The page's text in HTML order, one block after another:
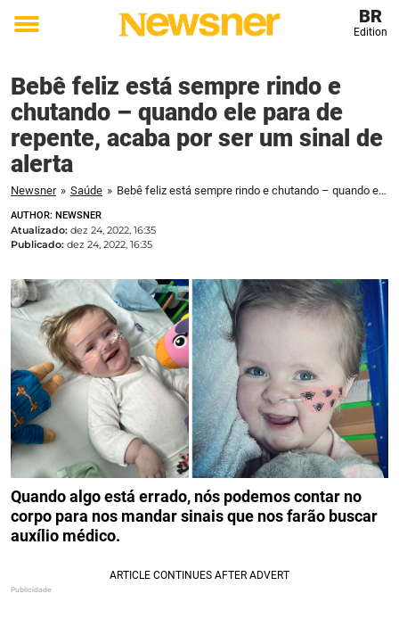
Toggle
BR
Edition
Bebê feliz está sempre rindo e
chutando – quando ele para de
repente, acaba por ser um sinal de
alerta
Newsner » Saúde » Bebê feliz está sempre rindo e chutando – quando ele para de repente, acaba por ser um sinal de alerta
AUTHOR: NEWSNER
Atualizado: dez 24, 2022, 16:35
Publicado: dez 24, 2022, 16:35
Quando algo está errado, nós podemos contar no
corpo para nos mandar sinais que nos farão buscar
auxílio médico.